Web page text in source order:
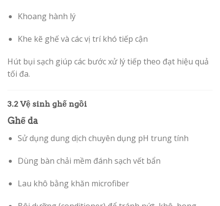
Khoang hành lý
Khe kẽ ghế và các vị trí khó tiếp cận
Hút bụi sạch giúp các bước xử lý tiếp theo đạt hiệu quả
tối đa.
3.2 Vệ sinh ghế ngồi
Ghế da
Sử dụng dung dịch chuyên dụng pH trung tính
Dùng bàn chải mềm đánh sạch vết bẩn
Lau khô bằng khăn microfiber